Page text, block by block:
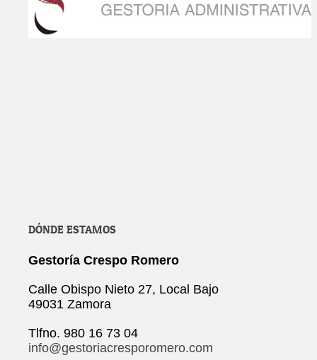
DÓNDE ESTAMOS
Gestoría Crespo Romero
Calle Obispo Nieto 27, Local Bajo
49031 Zamora
Tlfno. 980 16 73 04
info@gestoriacresporomero.com